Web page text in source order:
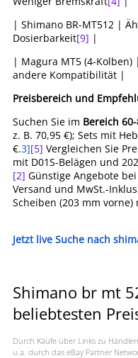
| Shimano BR-MT512 |
Dosierbarkeit[9] |
| Magura MT5 (4-
andere Kompatibilität |
Preisbereich und
Suchen Sie im Bereich
z. B. 70,95 €); Sets mit
€.3][5] Vergleichen Sie
mit D01S-Belägen und
[2] Günstige Angebote
Versand und MwSt.-
Scheiben (203 mm vorne)
Jetzt live Suche nach
Shimano br mt
beliebtesten
Durch Käufe über Links zu
u.a. durch das eBay Partner